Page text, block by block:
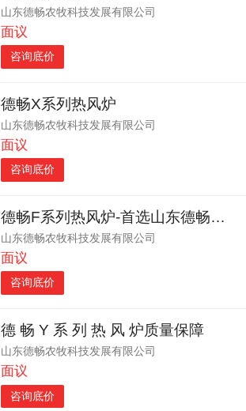
山东德畅农牧科技发展有限公司
面议
咨询底价
德畅X系列热风炉
山东德畅农牧科技发展有限公司
面议
咨询底价
德畅F系列热风炉-首选山东德畅农牧
山东德畅农牧科技发展有限公司
面议
咨询底价
德 畅 Y 系 列 热 风 炉质量保障
山东德畅农牧科技发展有限公司
面议
咨询底价